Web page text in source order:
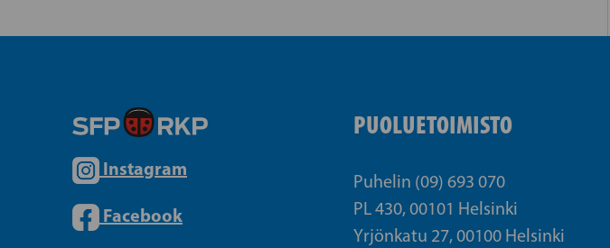
Instagram
Facebook
PUOLUETOIMISTO
Puhelin (09) 693 070
PL 430, 00101 Helsinki
Yrjönkatu 27, 00100 Helsinki